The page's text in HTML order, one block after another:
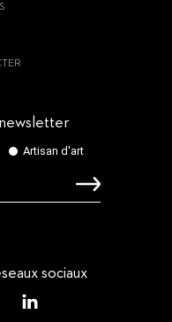
newsletter
sociaux